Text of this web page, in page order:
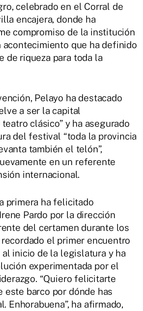
celebrado en el Corral de
encajera, donde ha
compromiso de la institución
acontecimiento que ha definido
de riqueza para toda la
Pelayo ha destacado
a ser la capital
clásico” y ha asegurado
del festival “toda la provincia
también el telón”,
en un referente
internacional.
primera ha felicitado
Pardo por la dirección
del certamen durante los
el primer encuentro
inicio de la legislatura y ha
experimentada por el
“Quiero felicitarte
este barco por dónde has
Enhorabuena”, ha afirmado,